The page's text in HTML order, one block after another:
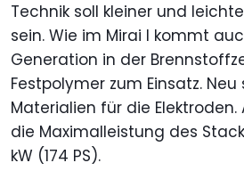
Technik soll kleiner und
sein. Wie im Mirai I kommt
Generation in der
Festpolymer zum Einsatz.
Materialien für die
die Maximalleistung des
kW (174 PS).